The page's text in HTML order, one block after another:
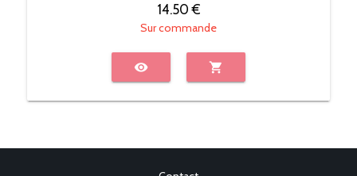
14.50 €
Sur commande
visibility shopping_cart